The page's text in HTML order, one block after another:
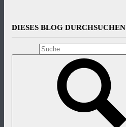
DIESES BLOG DURCHSUCHEN